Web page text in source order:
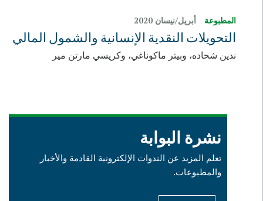
المطبوعة أبريل/نيسان 2020
التحويلات النقدية الإنسانية والشمول المالي
ندين شحاده، وبيتر ماكوناغي، وكريسي مارتن مير
نشرة البوابة
تعلم المزيد عن الندوات الإلكترونية القادمة والأخبار
والمطبوعات.